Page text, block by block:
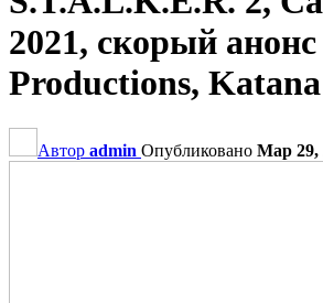
2021, скорый
Productions,
Автор admin Опубликовано Мар 29,